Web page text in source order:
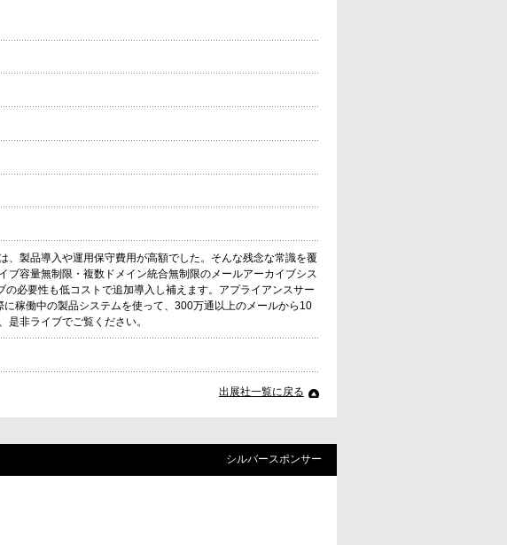
製品導入や運用保守費用が高額でした。そんな残念な常識を覆
容量無制限・複数ドメイン統合無制限のメールアーカイブシス
必要性も低コストで追加導入し補えます。アプライアンスサー
稼働中の製品システムを使って、300万通以上のメールから10
非ライブでご覧ください。
出展社一覧に戻る
シルバースポンサー